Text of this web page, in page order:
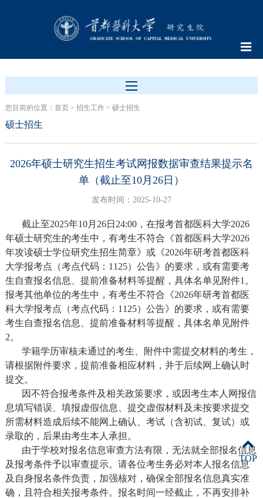
您目前的位置： 首页> 招生工作> 硕士招生
硕士招生
2026年硕士研究生招生考试网报数据审查结果提示名
单（截止至10月26日）
发布时间：2025-10-27
截止至2025年10月26日24:00，在报考首都医科大学2026
年硕士研究生的考生中，有考生不符合《首都医科大学2026
年攻读硕士学位研究生招生简章》或《2026年研考首都医科
大学报考点（考点代码：1125）公告》的要求，或有需要考
生自查报名信息、提前准备材料等提醒，具体名单见附件1。
报考其他单位的考生中，有考生不符合《2026年研考首都医
科大学报考点（考点代码：1125）公告》的要求，或有需要
考生自查报名信息、提前准备材料等提醒，具体名单见附件
2。
学籍学历审核未通过的考生、附件中需提交材料的考生，
请根据附件要求，提前准备相应材料，并于后续网上确认时
提交。
因不符合报考条件及相关政策要求，或因考生本人网报信
息填写错误、填报虚假信息、提交虚假材料及未按要求提交
所需材料造成后续不能网上确认、考试（含初试、复试）或
录取的，后果由考生本人承担。
由于学校对报名信息审查方法有限，无法就全部报名信息
及报考条件予以审查提示。请各位考生务必对本人报名信息
及自身报名条件负责，加强核对，确保全部报名信息真实准
确，且符合相关报考条件。报名时间一经截止，不再安排补
TOP